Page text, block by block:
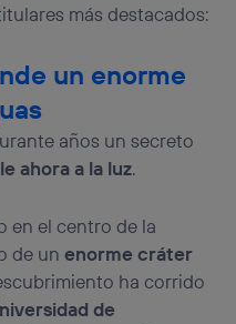
más destacados:
un enorme
años un secreto
ahora a la luz.
en el centro de la
de unenorme cráter
ha corrido
de